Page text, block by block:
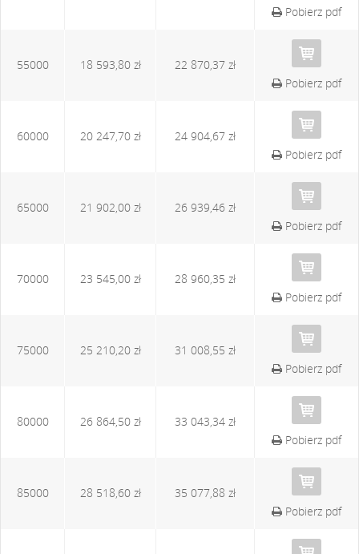
Pobierz pdf
55000 18 593,80 zł
22 870,37 zł
Pobierz pdf
60000 20 247,70 zł
24 904,67 zł
Pobierz pdf
65000 21 902,00 zł
26 939,46 zł
Pobierz pdf
70000 23 545,00 zł
28 960,35 zł
Pobierz pdf
75000 25 210,20 zł
31 008,55 zł
Pobierz pdf
80000 26 864,50 zł
33 043,34 zł
Pobierz pdf
85000 28 518,60 zł
35 077,88 zł
Pobierz pdf